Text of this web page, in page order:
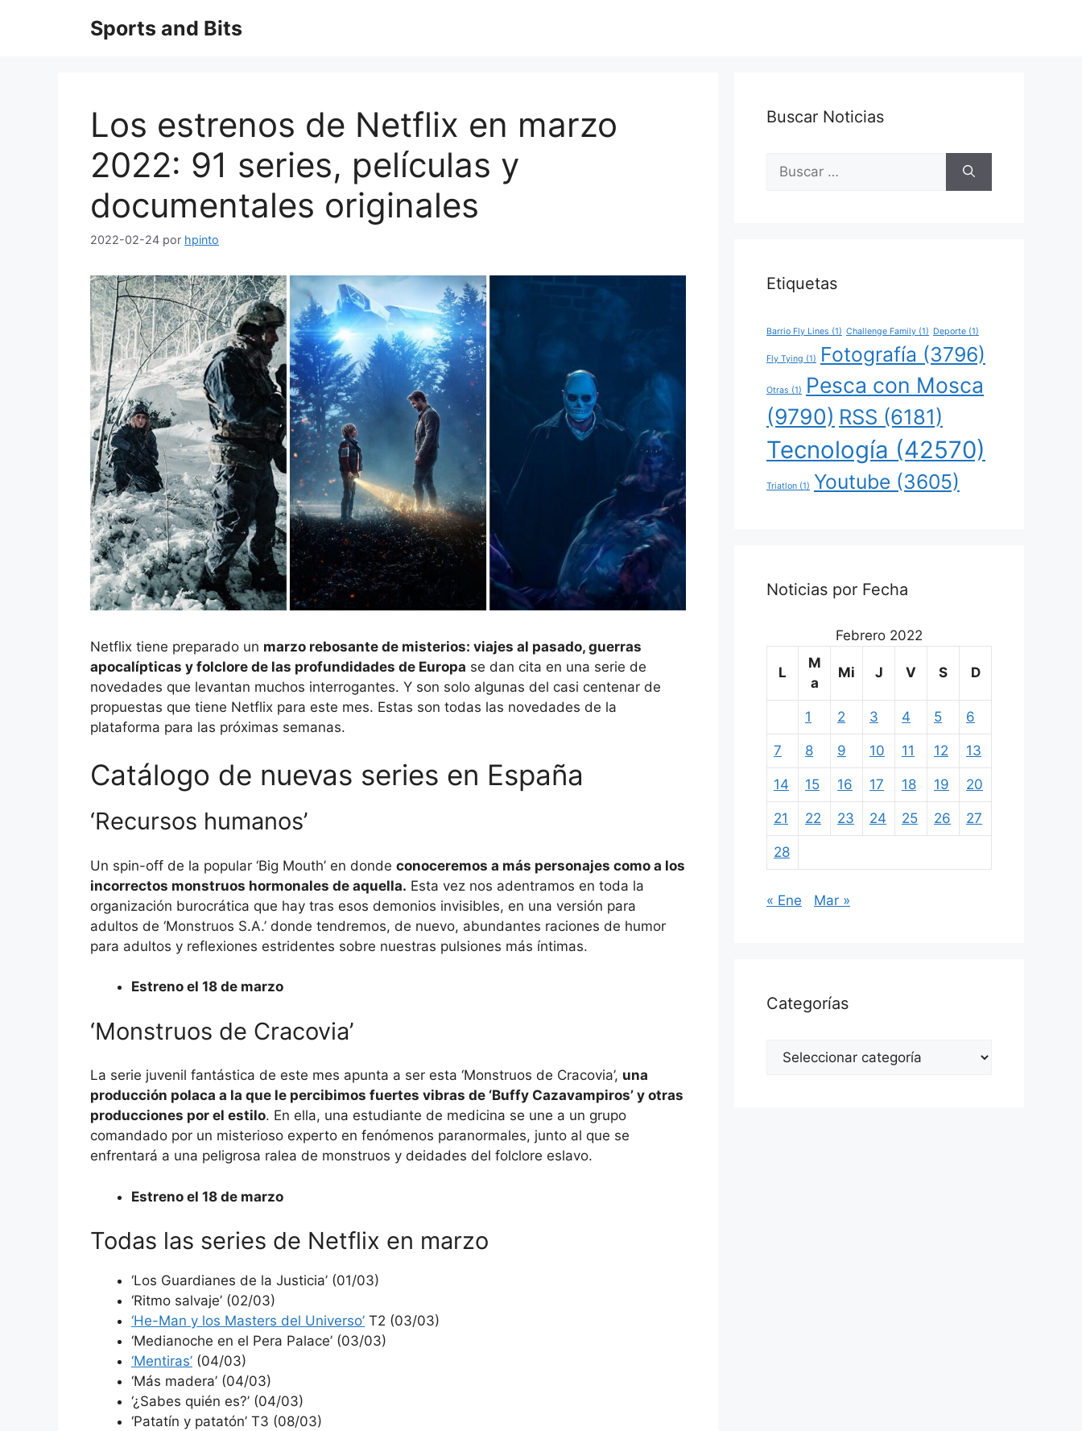
Sports and Bits
Los estrenos de Netflix en marzo
2022: 91 series, películas y
documentales originales
2022-02-24 por hpinto
Netflix tiene preparado un marzo rebosante de misterios: viajes al pasado, guerras
apocalípticas y folclore de las profundidades de Europa se dan cita en una serie de
novedades que levantan muchos interrogantes. Y son solo algunas del casi centenar de
propuestas que tiene Netflix para este mes. Estas son todas las novedades de la
plataforma para las próximas semanas.
Catálogo de nuevas series en España
‘Recursos humanos’
Un spin-off de la popular ‘Big Mouth’ en donde conoceremos a más personajes como a los
incorrectos monstruos hormonales de aquella. Esta vez nos adentramos en toda la
organización burocrática que hay tras esos demonios invisibles, en una versión para
adultos de ‘Monstruos S.A.’ donde tendremos, de nuevo, abundantes raciones de humor
para adultos y reflexiones estridentes sobre nuestras pulsiones más íntimas.
Estreno el 18 de marzo
‘Monstruos de Cracovia’
La serie juvenil fantástica de este mes apunta a ser esta ‘Monstruos de Cracovia’, una
producción polaca a la que le percibimos fuertes vibras de ‘Buffy Cazavampiros’ y otras
producciones por el estilo. En ella, una estudiante de medicina se une a un grupo
comandado por un misterioso experto en fenómenos paranormales, junto al que se
enfrentará a una peligrosa ralea de monstruos y deidades del folclore eslavo.
Estreno el 18 de marzo
Todas las series de Netflix en marzo
‘Los Guardianes de la Justicia’ (01/03)
‘Ritmo salvaje’ (02/03)
‘He-Man y los Masters del Universo’ T2 (03/03)
‘Medianoche en el Pera Palace’ (03/03)
‘Mentiras’ (04/03)
‘Más madera’ (04/03)
‘¿Sabes quién es?’ (04/03)
‘Patatín y patatón’ T3 (08/03)
Buscar Noticias
Buscar:
Etiquetas
Barrio Fly Lines (1) Challenge Family (1) Deporte (1)
Fly Tying (1) Fotografía (3796)
Otras (1)
Pesca con Mosca
(9790) RSS (6181)
Tecnología (42570)
Triatlon (1) Youtube (3605)
Noticias por Fecha
Febrero 2022
L
M
a
Mi J V S D
1 2 3 4 5 6
7 8 9 10 11 12 13
14 15 16 17 18 19 20
21 22 23 24 25 26 27
28
« Ene Mar »
Categorías
Categorías